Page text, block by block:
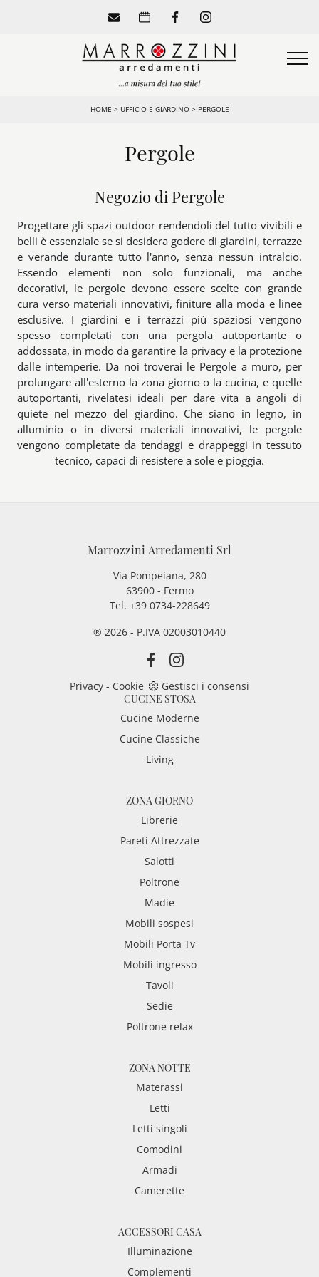
HOME > UFFICIO E GIARDINO > PERGOLE
Pergole
Negozio di Pergole
Progettare gli spazi outdoor rendendoli del tutto vivibili e
belli è essenziale se si desidera godere di giardini, terrazze
e verande durante tutto l'anno, senza nessun intralcio.
Essendo elementi non solo funzionali, ma anche
decorativi, le pergole devono essere scelte con grande
cura verso materiali innovativi, finiture alla moda e linee
esclusive. I giardini e i terrazzi più spaziosi vengono
spesso completati con una pergola autoportante o
addossata, in modo da garantire la privacy e la protezione
dalle intemperie. Da noi troverai le Pergole a muro, per
prolungare all'esterno la zona giorno o la cucina, e quelle
autoportanti, rivelatesi ideali per dare vita a angoli di
quiete nel mezzo del giardino. Che siano in legno, in
alluminio o in diversi materiali innovativi, le pergole
vengono completate da tendaggi e drappeggi in tessuto
tecnico, capaci di resistere a sole e pioggia.
Marrozzini Arredamenti Srl
Via Pompeiana, 280
63900 - Fermo
Tel. +39 0734-228649
® 2026 - P.IVA 02003010440
Privacy - Cookie
Gestisci i consensi
CUCINE STOSA
Cucine Moderne
Cucine Classiche
Living
ZONA GIORNO
Librerie
Pareti Attrezzate
Salotti
Poltrone
Madie
Mobili sospesi
Mobili Porta Tv
Mobili ingresso
Tavoli
Sedie
Poltrone relax
ZONA NOTTE
Materassi
Letti
Letti singoli
Comodini
Armadi
Camerette
ACCESSORI CASA
Illuminazione
Complementi